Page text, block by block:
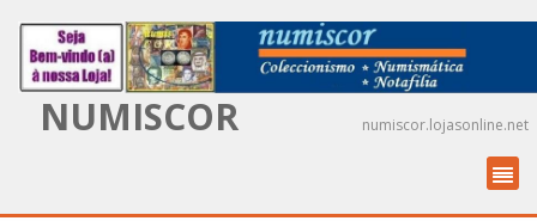
NUMISCOR numiscor.lojasonline.net